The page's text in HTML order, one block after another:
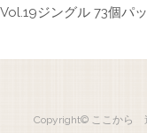
ジングル 73個パ
Copyright© ここから